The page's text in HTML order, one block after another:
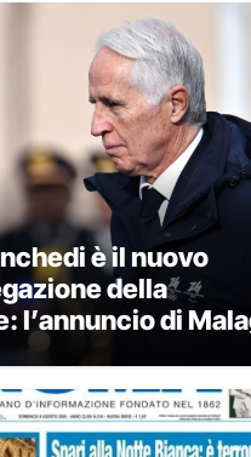
è il nuovo
della
l’annuncio di